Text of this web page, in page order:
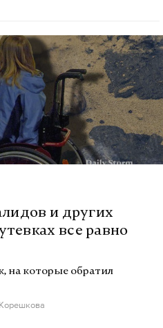
и других
все равно
на которые обратил